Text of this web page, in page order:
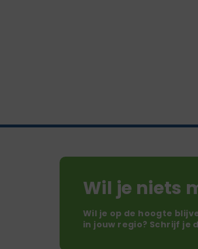
Wil je niets
Wil je op de hoogte
in jouw regio? Schrijf je